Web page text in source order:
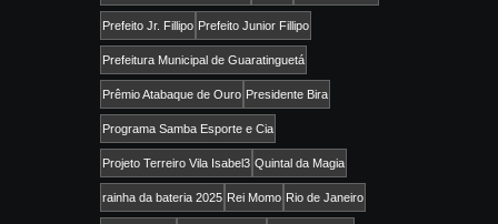
Prefeito Jr. Fillipo Prefeito Junior Fillipo
Prefeitura Municipal de Guaratinguetá
Prêmio Atabaque de Ouro Presidente Bira
Programa Samba Esporte e Cia
Projeto Terreiro Vila Isabel3 Quintal da Magia
rainha da bateria 2025 Rei Momo Rio de Janeiro